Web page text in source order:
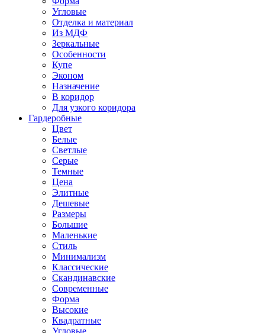
Угловые
Отделка и материал
Из МДФ
Зеркальные
Особенности
Купе
Эконом
Назначение
В коридор
Для узкого коридора
Гардеробные
Цвет
Белые
Светлые
Серые
Темные
Цена
Элитные
Дешевые
Размеры
Большие
Маленькие
Стиль
Минимализм
Классические
Скандинавские
Современные
Форма
Высокие
Квадратные
Угловые